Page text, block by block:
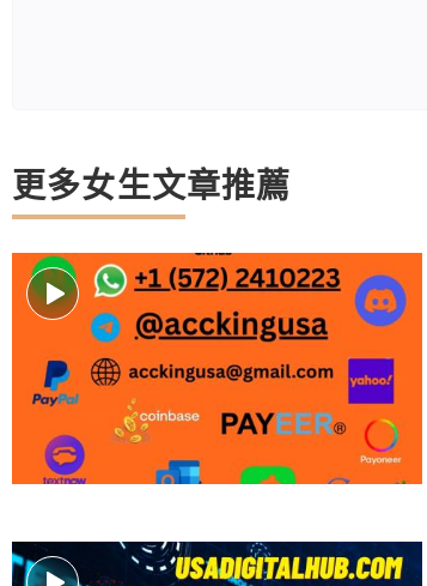
更多女生文章推薦